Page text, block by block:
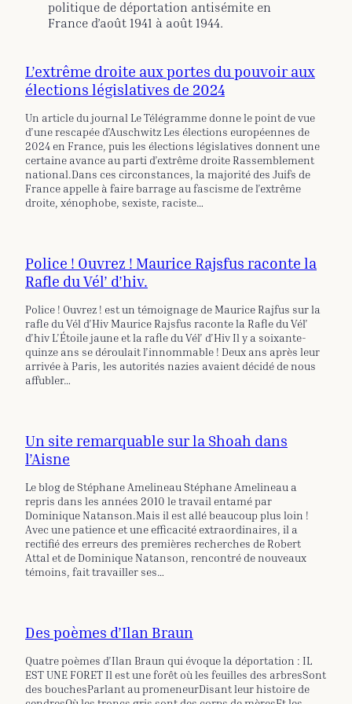
politique de déportation antisémite en
France d’août 1941 à août 1944.
L’extrême droite aux portes du pouvoir aux
élections législatives de 2024
Un article du journal Le Télégramme donne le point de vue
d’une rescapée d’Auschwitz Les élections européennes de
2024 en France, puis les élections législatives donnent une
certaine avance au parti d’extrême droite Rassemblement
national.Dans ces circonstances, la majorité des Juifs de
France appelle à faire barrage au fascisme de l’extrême
droite, xénophobe, sexiste, raciste…
Police ! Ouvrez ! Maurice Rajsfus raconte la
Rafle du Vél’ d’hiv.
Police ! Ouvrez ! est un témoignage de Maurice Rajfus sur la
rafle du Vél d’Hiv Maurice Rajsfus raconte la Rafle du Vél’
d’hiv L’Étoile jaune et la rafle du Vél’ d’Hiv Il y a soixante-
quinze ans se déroulait l’innommable ! Deux ans après leur
arrivée à Paris, les autorités nazies avaient décidé de nous
affubler…
Un site remarquable sur la Shoah dans
l’Aisne
Le blog de Stéphane Amelineau Stéphane Amelineau a
repris dans les années 2010 le travail entamé par
Dominique Natanson.Mais il est allé beaucoup plus loin !
Avec une patience et une efficacité extraordinaires, il a
rectifié des erreurs des premières recherches de Robert
Attal et de Dominique Natanson, rencontré de nouveaux
témoins, fait travailler ses…
Des poèmes d’Ilan Braun
Quatre poèmes d’Ilan Braun qui évoque la déportation : IL
EST UNE FORET Il est une forêt où les feuilles des arbresSont
des bouchesParlant au promeneurDisant leur histoire de